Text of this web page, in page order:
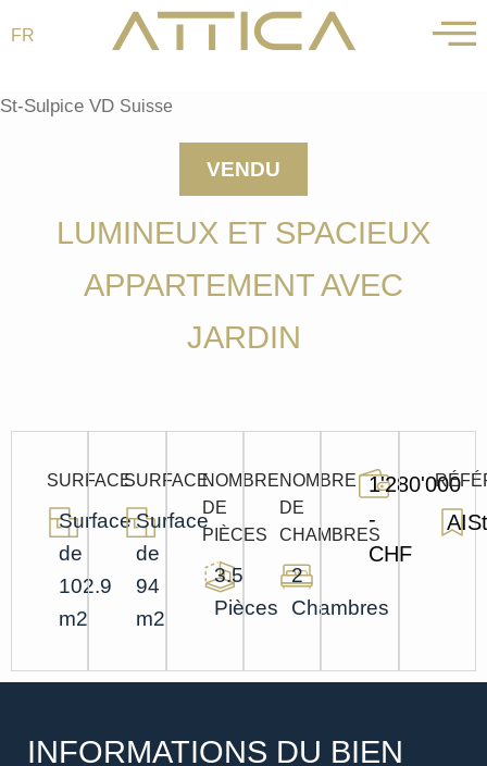
contenu
FR
St-Sulpice VD Suisse
VENDU
LUMINEUX ET SPACIEUX
APPARTEMENT AVEC
JARDIN
SURFACE
Surface
de
102.9
m2
SURFACE
Surface
de
94
m2
NOMBRE
DE
PIÈCES
3.5
Pièces
NOMBRE
DE
CHAMBRES
2
Chambres
1'280'000
-
CHF
INFORMATIONS DU BIEN